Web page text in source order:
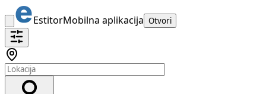
EstitorMobilna aplikacija Otvori